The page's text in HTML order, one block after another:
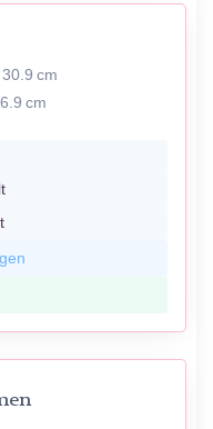
cm
cm